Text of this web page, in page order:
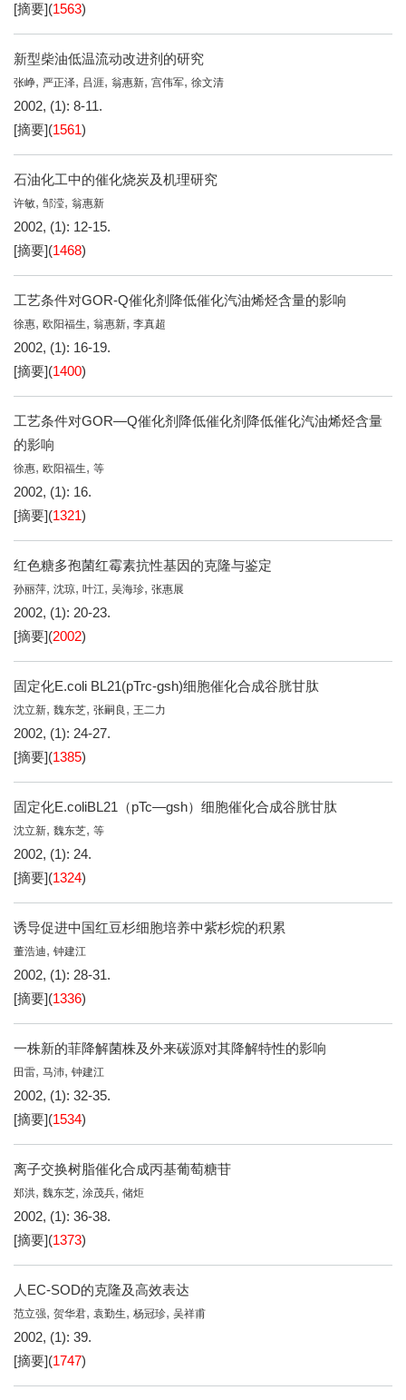
[摘要](1563)
新型柴油低温流动改进剂的研究
张峥, 严正泽, 吕涯, 翁惠新, 宫伟军, 徐文清
2002, (1): 8-11.
[摘要](1561)
石油化工中的催化烧炭及机理研究
许敏, 邹滢, 翁惠新
2002, (1): 12-15.
[摘要](1468)
工艺条件对GOR-Q催化剂降低催化汽油烯烃含量的影响
徐惠, 欧阳福生, 翁惠新, 李真超
2002, (1): 16-19.
[摘要](1400)
工艺条件对GOR—Q催化剂降低催化剂降低催化汽油烯烃含量
的影响
徐惠, 欧阳福生, 等
2002, (1): 16.
[摘要](1321)
红色糖多孢菌红霉素抗性基因的克隆与鉴定
孙丽萍, 沈琼, 叶江, 吴海珍, 张惠展
2002, (1): 20-23.
[摘要](2002)
固定化E.coli BL21(pTrc-gsh)细胞催化合成谷胱甘肽
沈立新, 魏东芝, 张嗣良 , 王二力
2002, (1): 24-27.
[摘要](1385)
固定化E.coliBL21（pTc—gsh）细胞催化合成谷胱甘肽
沈立新, 魏东芝, 等
2002, (1): 24.
[摘要](1324)
诱导促进中国红豆杉细胞培养中紫杉烷的积累
董浩迪, 钟建江
2002, (1): 28-31.
[摘要](1336)
一株新的菲降解菌株及外来碳源对其降解特性的影响
田雷, 马沛, 钟建江
2002, (1): 32-35.
[摘要](1534)
离子交换树脂催化合成丙基葡萄糖苷
郑洪, 魏东芝, 涂茂兵, 储炬
2002, (1): 36-38.
[摘要](1373)
人EC-SOD的克隆及高效表达
范立强, 贺华君, 袁勤生, 杨冠珍, 吴祥甫
2002, (1): 39.
[摘要](1747)